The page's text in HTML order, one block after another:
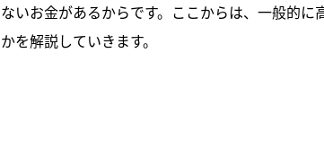
ないお金があるからです。ここからは、一般的
かを解説していきます。